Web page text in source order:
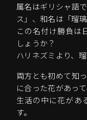
属名はギリシャ語
ス」、和名は「瑠
この名付け勝負は
しょうか？
ハリネズミより、
両方とも初めて知
に合った花があっ
生活の中に花があ
す。